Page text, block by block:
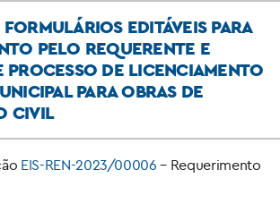
EDITÁVEIS PARA
PELO REQUERENTE E
PROCESSO DE LICENCIAMENTO
PARA OBRAS DE
CIVIL
EIS-REN-2023/00006 – Requerimento